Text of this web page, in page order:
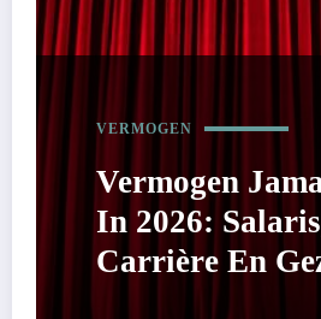
VERMOGEN
Vermogen
In 2026:
Carrière En